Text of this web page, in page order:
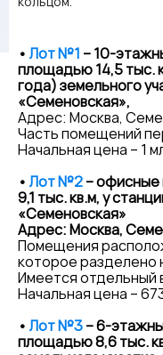
• Лот №1 – 10-
площадью 14,5 тыс.
года) земельного
«Семеновская»,
Адрес: Москва,
Часть помещений
Начальная цена – 1
• Лот №2–
9,1 тыс. кв.м, у
«Семеновская»
Адрес: Москва,
Помещения
которое разделено
Имеется отдельный
Начальная цена –
• Лот №3– 6-
площадью 8,6 тыс.